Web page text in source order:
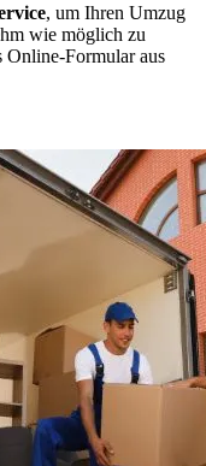
, um Ihren Umzug
wie möglich zu
Online-Formular aus